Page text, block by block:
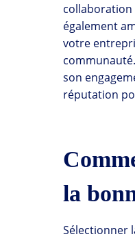
collaboration
également
votre
son
réputation
la
Sélectionner